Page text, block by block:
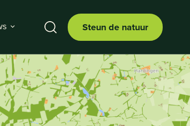
Steun de natuur